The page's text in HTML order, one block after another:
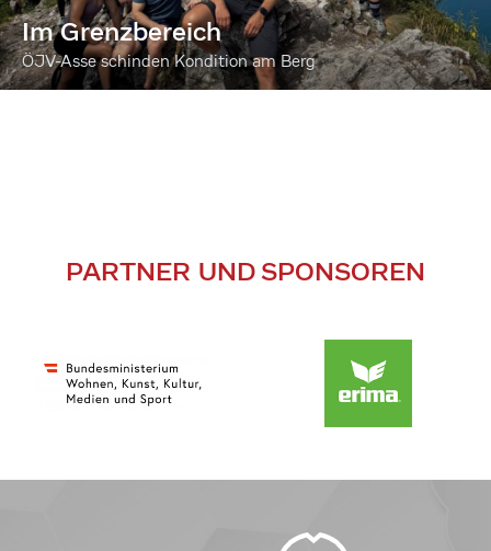
Im Grenzbereich
ÖJV-Asse schinden Kondition am Berg
PARTNER UND SPONSOREN